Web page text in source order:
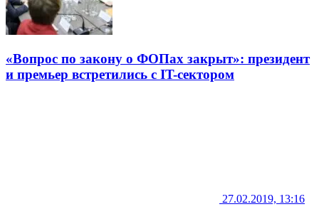
«Вопрос по закону о ФОПах закрыт»: президент
и премьер встретились с IT-сектором
27.02.2019, 13:16